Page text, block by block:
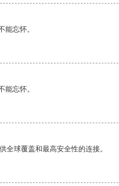
能忘怀。
能忘怀。
全球覆盖和最高安全性的连接。